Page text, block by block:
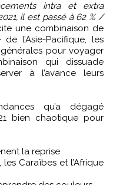
intra et extra
il est passé à 62 % /
une combinaison de
l’Asie-Pacifique, les
pour voyager
qui dissuade
à l’avance leurs
qu’a dégagé
bien chaotique pour
la reprise
Caraïbes et l’Afrique